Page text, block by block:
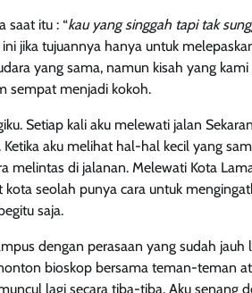
saat itu : “kau yang singgah tapi tak
jika tujuannya hanya untuk
yang sama, namun kisah yang
sempat menjadi kokoh.
Setiap kali aku melewati jalan
aku melihat hal-hal kecil yang
melintas di jalanan. Melewati Kota
seolah punya cara untuk
saja.
dengan perasaan yang sudah
bioskop bersama teman-teman
lagi secara tiba-tiba. Aku senang